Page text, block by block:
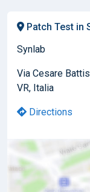
Patch Test in
Synlab
Via Cesare
VR, Italia
Directions